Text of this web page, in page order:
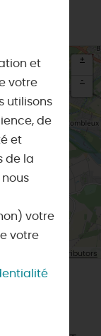
+
-
contributors
et
votre
utilisons
de
et
de la
votre
votre